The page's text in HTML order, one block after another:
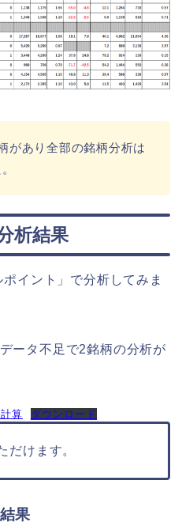
があり全部の銘柄分析は
析結果
イント」で分析してみま
ータ不足で2銘柄の分析が
算 ダウンロード
だけます。
果